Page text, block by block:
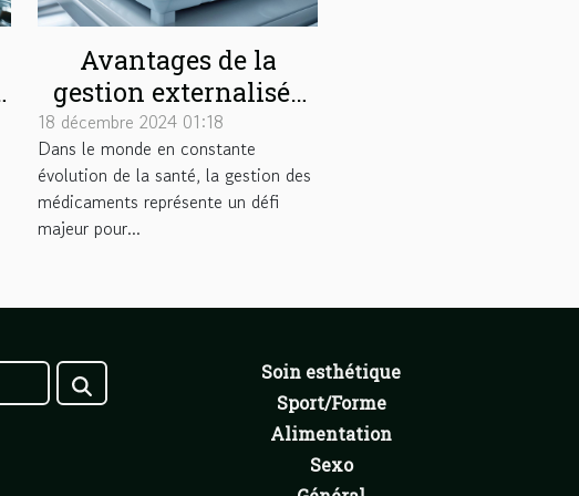
Avantages de la
gestion externalisée
des piluliers en
structures de soins
18 décembre 2024 01:18
Dans le monde en constante
évolution de la santé, la gestion des
médicaments représente un défi
majeur pour...
Soin esthétique
Sport/Forme
Alimentation
Sexo